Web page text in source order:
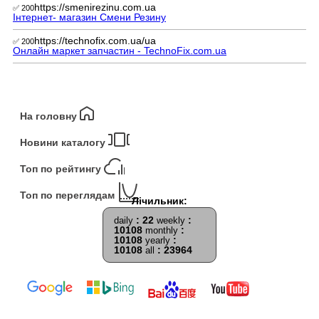
✅ 200https://smenirezinu.com.ua
Інтернет- магазин Смени Резину
✅ 200https://technofix.com.ua/ua
Онлайн маркет запчастин - TechnoFix.com.ua
На головну
Новини каталогу
Топ по рейтингу
Топ по переглядам
daily : 22 weekly :
10108 monthly :
10108 yearly :
10108 all : 23964